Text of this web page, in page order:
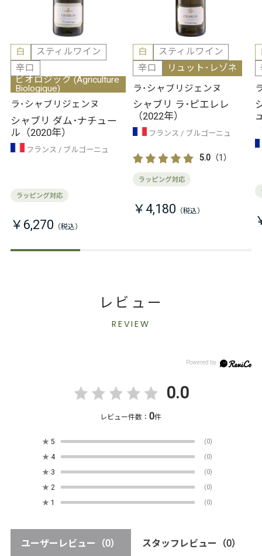
白
スティルワイン
辛口
ビオロジック (Agriculture
Biologique)
ラ･シャブリジェンヌ
シャブリ ダム･ナチュー
ル（2020年）
フランス ブルゴーニュ
￥6,270
白
スティルワイン
辛口
リュット･レゾネ
ラ･シャブリジェンヌ
シャブリ ラ･ピエレレ
（2022年）
フランス ブルゴーニュ
5.0（1）
￥4,180
レビュー
REVIEW
0.0
レビュー件数：0件
★ 5 (0)
★ 4 (0)
★ 3 (0)
★ 2 (0)
★ 1 (0)
ユーザーレビュー （0） スタッフレビュー （0）